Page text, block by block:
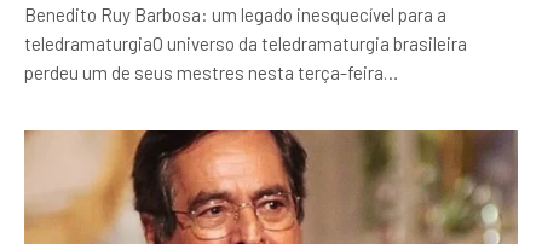
Benedito Ruy Barbosa: um legado inesquecível para a
teledramaturgiaO universo da teledramaturgia brasileira
perdeu um de seus mestres nesta terça-feira…